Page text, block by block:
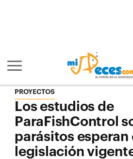
Mostrar/ocultar navegación principal
PROYECTOS
Los estudios de
ParaFishControl
parásitos esperan
legislación